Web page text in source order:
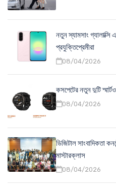
নতুন স্যামসাং
প্রযুক্তিপ্রেমীরা
08/04/2026
কসপেটের নতুন দুটি
08/04/2026
ডিজিটাল সাংবাদিকতা
মাস্টারক্লাস
08/04/2026